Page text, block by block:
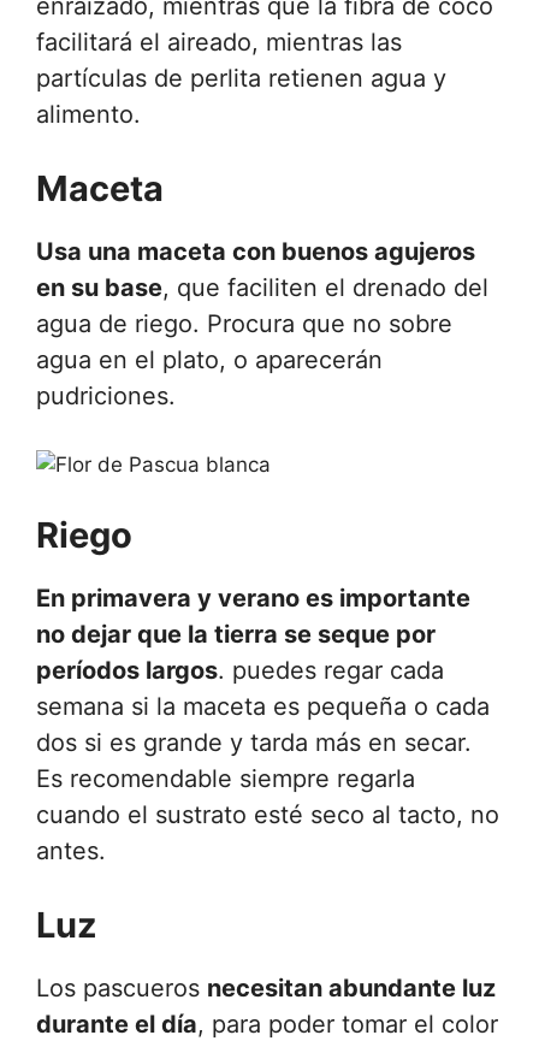
facilitará el aireado, mientras las
partículas de perlita retienen agua y
alimento.
Maceta
Usa una maceta con buenos agujeros
en su base, que faciliten el drenado del
agua de riego. Procura que no sobre
agua en el plato, o aparecerán
pudriciones.
Riego
En primavera y verano es importante
no dejar que la tierra se seque por
períodos largos. puedes regar cada
semana si la maceta es pequeña o cada
dos si es grande y tarda más en secar.
Es recomendable siempre regarla
cuando el sustrato esté seco al tacto, no
antes.
Luz
Los pascueros necesitan abundante luz
durante el día, para poder tomar el color